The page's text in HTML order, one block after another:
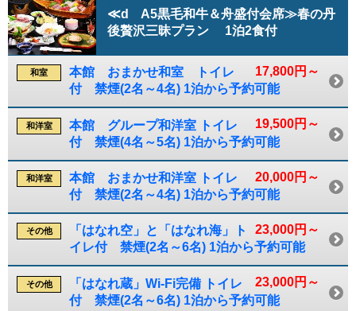
≪d A5黒毛和牛＆舟盛付会席≫春の丹
後贅沢三昧プラン 1泊2食付
17,800円～
和室
本館 おまかせ和室 トイレ
付 禁煙(2名～4名) 1泊から予約可能
19,500円～
和洋室
本館 グループ和洋室 トイレ
付 禁煙(4名～5名) 1泊から予約可能
20,000円～
和洋室
本館 おまかせ和洋室 トイレ
付 禁煙(2名～4名) 1泊から予約可能
23,000円～
その他
「はなれ空」と「はなれ海」ト
イレ付 禁煙(2名～6名) 1泊から予約可能
23,000円～
その他
「はなれ蔵」Wi-Fi完備 トイレ
付 禁煙(2名～6名) 1泊から予約可能